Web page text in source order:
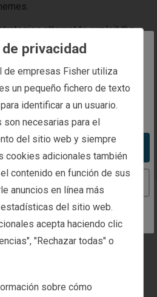
are trying to reach is
in Spain
in the United States
United States website
the Spain website
attempt to exploit the
and capitalise on the
the firm’s Investment Policy
is supported by Capital Markets
teams. Together, they
countries, sectors, and securities
to generate excess returns.
privacidad
de empresas Fisher utiliza
un pequeño fichero de texto
identificar a un usuario.
necesarias para el
del sitio web y siempre
cookies adicionales también
contenido en función de sus
anuncios en línea más
del sitio web.
acepta haciendo clic
"Rechazar todas" o
sobre cómo